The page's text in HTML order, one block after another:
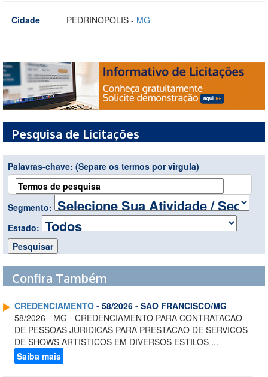
Cidade PEDRINOPOLIS - MG
Pesquisa de Licitações
Palavras-chave: (Separe os termos por virgula)
Segmento:
Estado:
Confira Também
CREDENCIAMENTO - 58/2026 - SAO FRANCISCO/MG
58/2026 - MG - CREDENCIAMENTO PARA CONTRATACAO
DE PESSOAS JURIDICAS PARA PRESTACAO DE SERVICOS
DE SHOWS ARTISTICOS EM DIVERSOS ESTILOS ...
Saiba mais